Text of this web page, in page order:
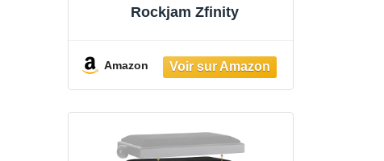
Rockjam Zfinity
Amazon